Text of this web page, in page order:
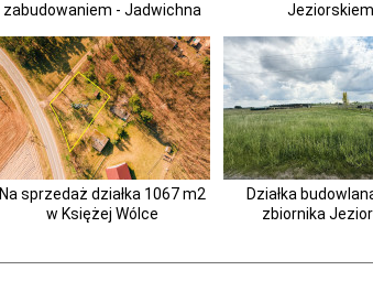
zabudowaniem - Jadwichna
Jeziorskiem
Na sprzedaż działka 1067 m2
w Księżej Wólce
Działka
zbiornika